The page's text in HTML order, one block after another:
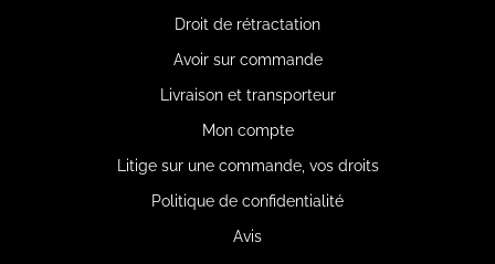
Droit de rétractation
Avoir sur commande
Livraison et transporteur
Mon compte
Litige sur une commande, vos droits
Politique de confidentialité
Avis